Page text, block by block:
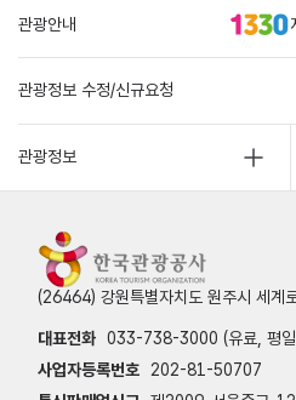
관광안내
관광정보 수정/신규요청
관광정보
(26464) 강원특별자치도 원주시 세계
대표전화 033-738-3000 (유료, 평
사업자등록번호
202-81-50707